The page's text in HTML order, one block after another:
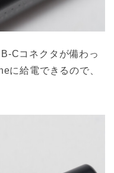
Cコネクタが備わっ
に給電できるので、